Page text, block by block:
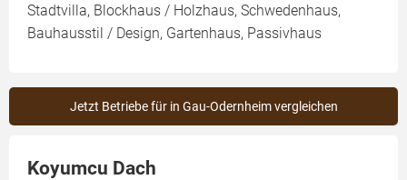
Stadtvilla, Blockhaus / Holzhaus, Schwedenhaus,
Bauhausstil / Design, Gartenhaus, Passivhaus
Jetzt Betriebe für in Gau-Odernheim vergleichen
Koyumcu Dach